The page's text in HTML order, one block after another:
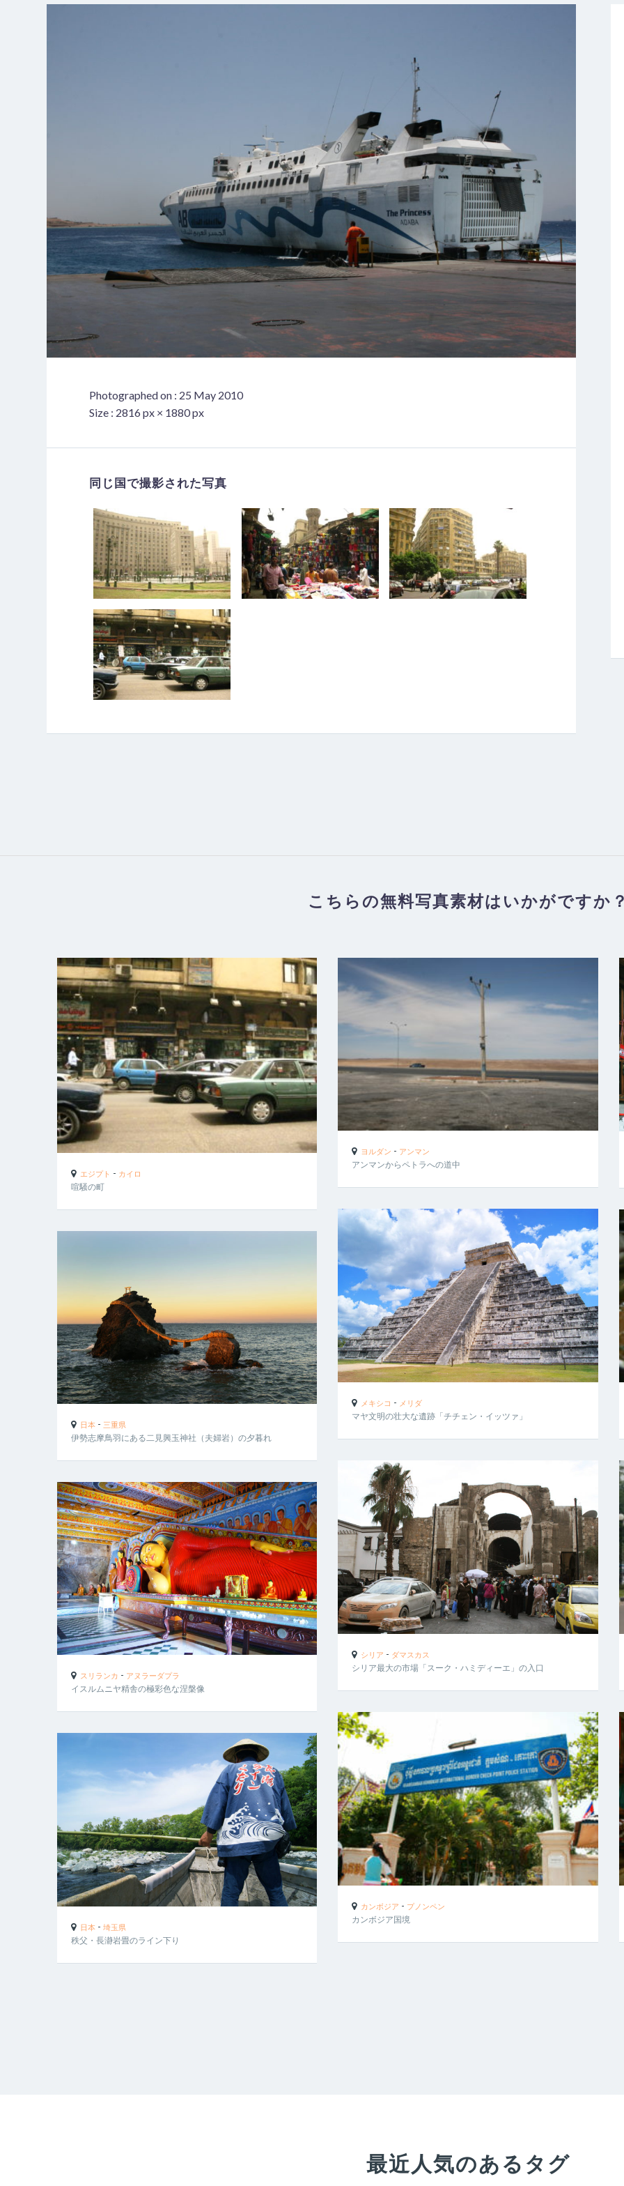
Photographed on : 25 May 2010
Size : 2816 px × 1880 px
同じ国で撮影された写真
こちらの無料写真素材はいかがですか
エジプト - カイロ
喧騒の町
日本 - 三重県
伊勢志摩鳥羽にある二見興玉神社（夫婦岩）の夕暮れ
スリランカ - アヌラーダプラ
イスルムニヤ精舎の極彩色な涅槃像
日本 -埼玉県
秩父・長瀞岩畳のライン下り
ヨルダン - アンマン
アンマンからペトラへの道中
メキシコ - メリダ
マヤ文明の壮大な遺跡「チチェン・イッツァ」
シリア - ダマスカス
シリア最大の市場「スーク・ハミディーエ」の入口
カンボジア - プノンペン
カンボジア国境
最近人気のあるタグ